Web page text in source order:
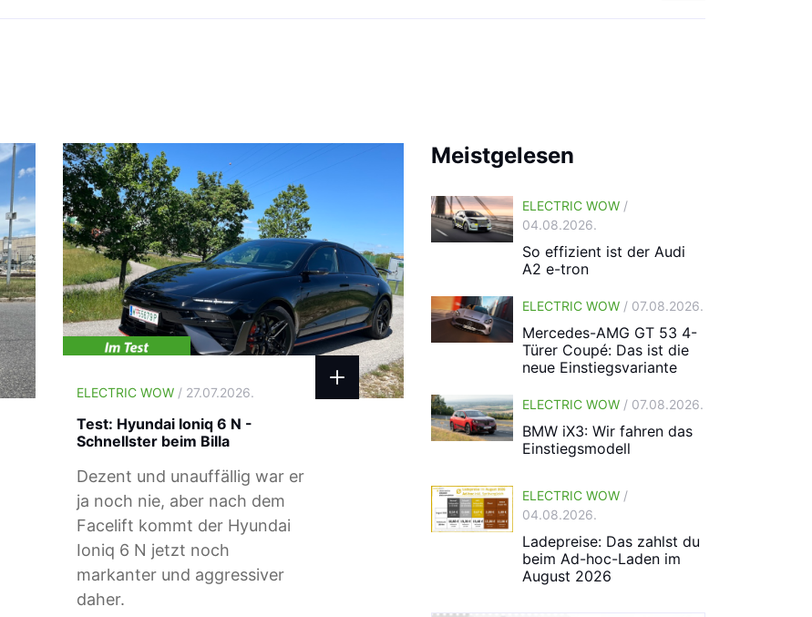
ELECTRIC WOW/ 27.07.2026.
Test: Hyundai Ioniq 6 N -
Schnellster beim Billa
Dezent und unauffällig war er
ja noch nie, aber nach dem
Facelift kommt der Hyundai
Ioniq 6 N jetzt noch
markanter und aggressiver
daher.
Meistgelesen
ELECTRIC WOW /
04.08.2026.
So effizient ist der Audi
A2 e-tron
ELECTRIC WOW / 07.08.2026.
Mercedes-AMG GT 53 4-
Türer Coupé: Das ist die
neue Einstiegsvariante
ELECTRIC WOW / 07.08.2026.
BMW iX3: Wir fahren das
Einstiegsmodell
ELECTRIC WOW /
04.08.2026.
Ladepreise: Das zahlst du
beim Ad-hoc-Laden im
August 2026